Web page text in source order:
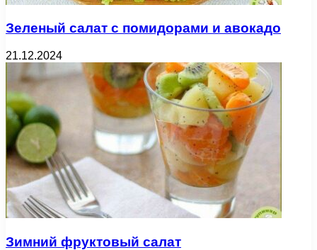
Зеленый салат с помидорами и авокадо
21.12.2024
Зимний фруктовый салат